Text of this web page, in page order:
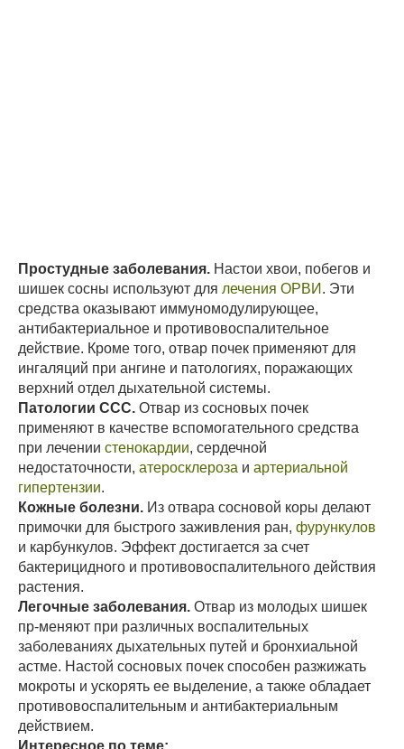
Простудные заболевания. Настои хвои, побегов и
шишек сосны используют для лечения ОРВИ . Эти
средства оказывают иммуномодулирующее,
антибактериальное и противовоспалительное
действие. Кроме того, отвар почек применяют для
ингаляций при ангине и патологиях, поражающих
верхний отдел дыхательной системы.
Патологии ССС. Отвар из сосновых почек
применяют в качестве вспомогательного средства
при лечении стенокардии, сердечной
недостаточности, атеросклероза и артериальной
гипертензии.
Кожные болезни. Из отвара сосновой коры делают
примочки для быстрого заживления ран, фурункулов
и карбункулов. Эффект достигается за счет
бактерицидного и противовоспалительного действия
растения.
Легочные заболевания. Отвар из молодых шишек
пр-меняют при различных воспалительных
заболеваниях дыхательных путей и бронхиальной
астме. Настой сосновых почек способен разжижать
мокроты и ускорять ее выделение, а также обладает
противовоспалительным и антибактериальным
действием.
Интересное по теме: